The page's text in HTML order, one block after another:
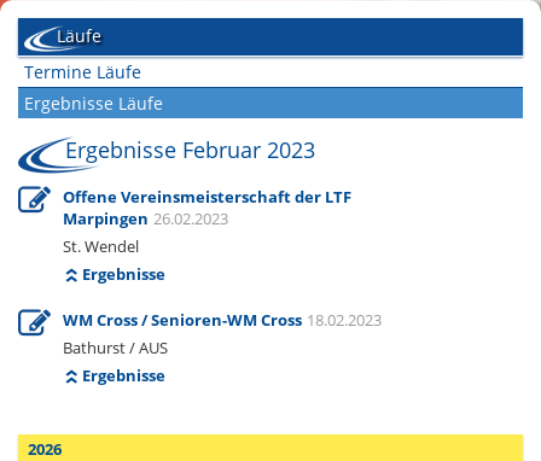
Läufe
Termine Läufe
Ergebnisse Läufe
Ergebnisse Februar 2023
Offene Vereinsmeisterschaft der LTF
Marpingen 26.02.2023
St. Wendel
Ergebnisse
WM Cross / Senioren-WM Cross 18.02.2023
Bathurst / AUS
Ergebnisse
2026